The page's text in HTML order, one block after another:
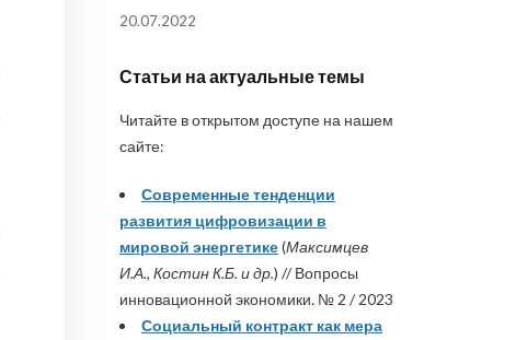
20.07.2022
Статьи на актуальные темы
Читайте в открытом доступе на нашем
сайте:
Современные тенденции
развития цифровизации в
мировой энергетике(Максимцев
И.А., Костин К.Б. и др.) // Вопросы
инновационной экономики. № 2 / 2023
Социальный контракт как мера